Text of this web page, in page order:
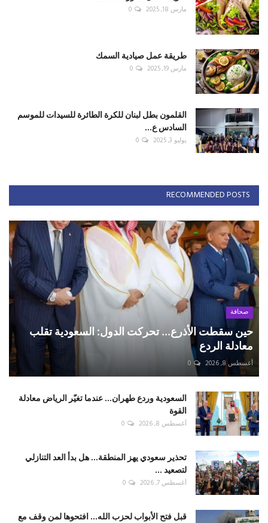
مارس 18, 2025 0
طريقة عمل صيادية السمك
مارس 19, 2025 0
القلمون بطل لبنان للكرة الطائرة للسيدات للموسم
السادس ع...
يوليو 3, 2025 0
RECOMMENDED POSTS
صحافة
حين سقطت الأذرع... تحركت الدول: السعودية تقلب
معادلة الردع
أغسطس 8, 2026 0
السعودية وردع طهران... عندما تغيّر الرياض معادلة
القوة
أغسطس 8, 2026 0
تحذير سعودي يهز المنطقة... هل بدأ العد التنازلي
لتصعيد ...
أغسطس 7, 2026 0
قبل فتح الأبواب لحزب الله... افتحوها لمن وقف مع